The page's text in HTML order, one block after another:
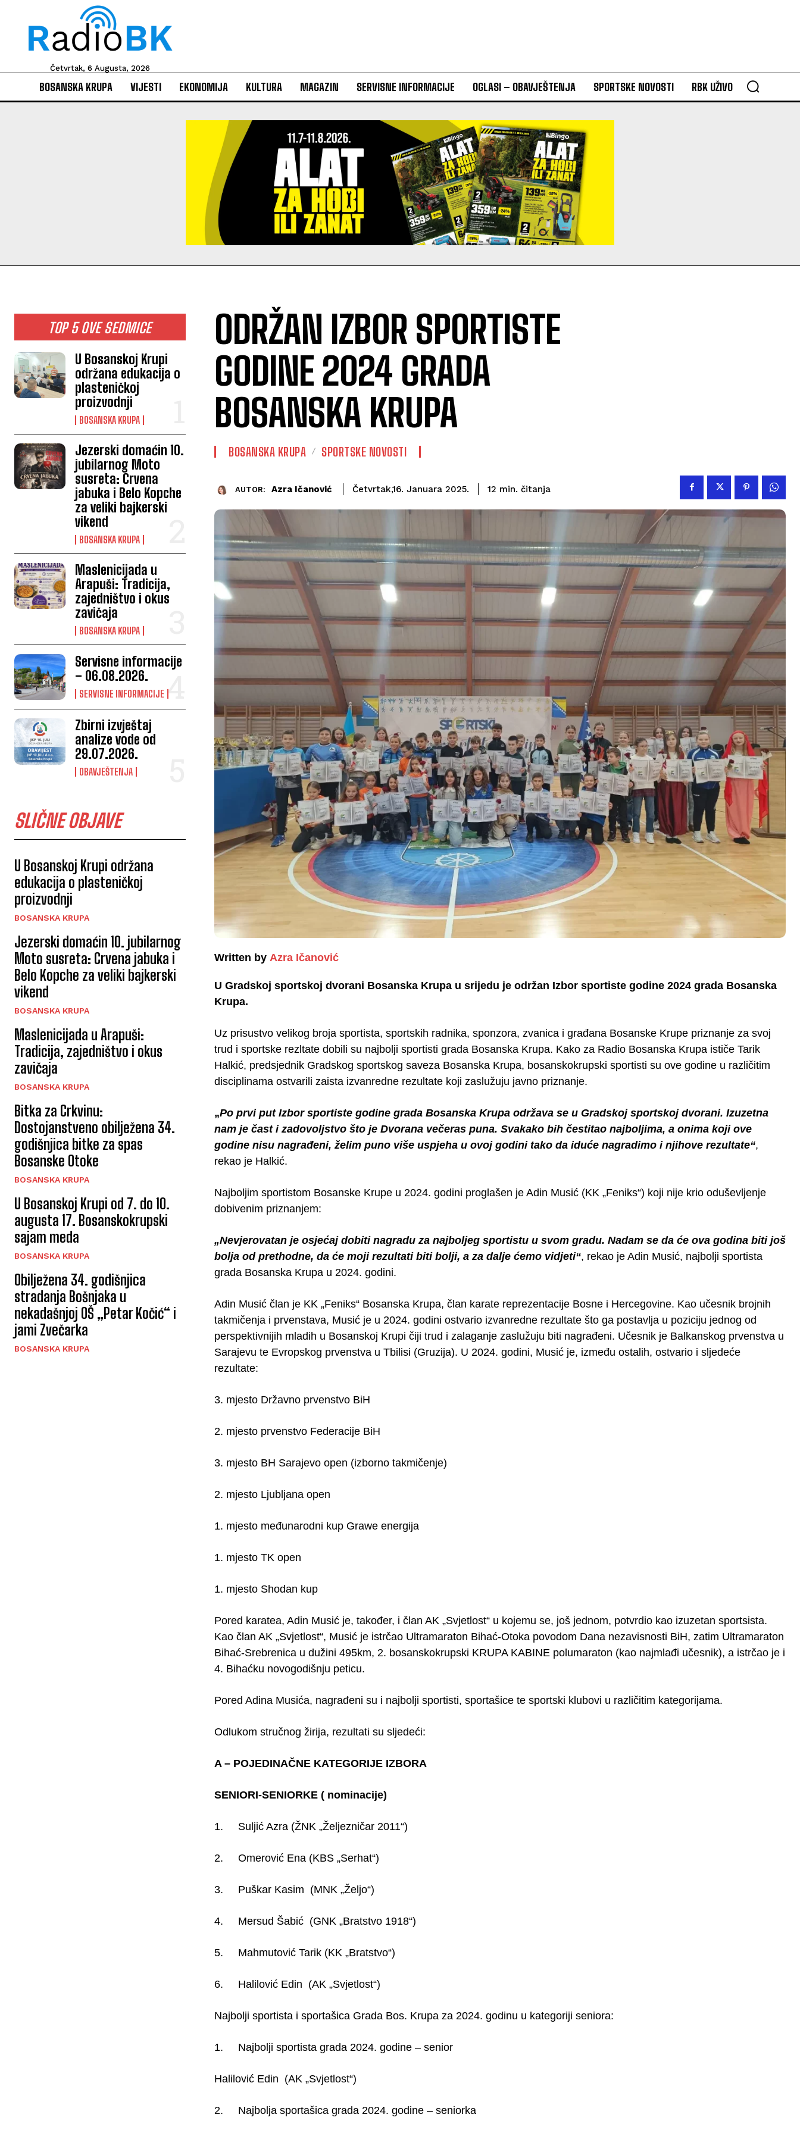
Četvrtak, 6 Augusta, 2026
BOSANSKA KRUPA VIJESTI EKONOMIJA KULTURA MAGAZIN SERVISNE INFORMACIJE OGLASI – OBAVJEŠTENJA SPORTSKE NOVOSTI RBK UŽIVO
TOP 5 OVE SEDMICE
U Bosanskoj Krupi
održana edukacija o
plasteničkoj
proizvodnji
BOSANSKA KRUPA
Jezerski domaćin 10.
jubilarnog Moto
susreta: Crvena
jabuka i Belo Kopche
za veliki bajkerski
vikend
BOSANSKA KRUPA
Maslenicijada u
Arapuši: Tradicija,
zajedništvo i okus
zavičaja
BOSANSKA KRUPA
Servisne informacije
– 06.08.2026.
SERVISNE INFORMACIJE
Zbirni izvještaj
analize vode od
29.07.2026.
OBAVJEŠTENJA
SLIČNE OBJAVE
U Bosanskoj Krupi održana
edukacija o plasteničkoj
proizvodnji
BOSANSKA KRUPA
Jezerski domaćin 10. jubilarnog
Moto susreta: Crvena jabuka i
Belo Kopche za veliki bajkerski
vikend
BOSANSKA KRUPA
Maslenicijada u Arapuši:
Tradicija, zajedništvo i okus
zavičaja
BOSANSKA KRUPA
Bitka za Crkvinu:
Dostojanstveno obilježena 34.
godišnjica bitke za spas
Bosanske Otoke
BOSANSKA KRUPA
U Bosanskoj Krupi od 7. do 10.
augusta 17. Bosanskokrupski
sajam meda
BOSANSKA KRUPA
Obilježena 34. godišnjica
stradanja Bošnjaka u
nekadašnjoj OŠ „Petar Kočić“ i
jami Zvečarka
BOSANSKA KRUPA
ODRŽAN IZBOR SPORTISTE
GODINE 2024 GRADA
BOSANSKA KRUPA
BOSANSKA KRUPA SPORTSKE NOVOSTI
AUTOR: Azra Ičanović Četvrtak,16. Januara 2025. 12 min. čitanja
Written by Azra Ičanović
U Gradskoj sportskoj dvorani Bosanska Krupa u srijedu je održan Izbor sportiste godine 2024 grada Bosanska
Krupa.
Uz prisustvo velikog broja sportista, sportskih radnika, sponzora, zvanica i građana Bosanske Krupe priznanje za svoj
trud i sportske rezltate dobili su najbolji sportisti grada Bosanska Krupa. Kako za Radio Bosanska Krupa ističe Tarik
Halkić, predsjednik Gradskog sportskog saveza Bosanska Krupa, bosanskokrupski sportisti su ove godine u različitim
disciplinama ostvarili zaista izvanredne rezultate koji zaslužuju javno priznanje.
„Po prvi put Izbor sportiste godine grada Bosanska Krupa održava se u Gradskoj sportskoj dvorani. Izuzetna
nam je čast i zadovoljstvo što je Dvorana večeras puna. Svakako bih čestitao najboljima, a onima koji ove
godine nisu nagrađeni, želim puno više uspjeha u ovoj godini tako da iduće nagradimo i njihove rezultate“,
rekao je Halkić.
Najboljim sportistom Bosanske Krupe u 2024. godini proglašen je Adin Musić (KK „Feniks“) koji nije krio oduševljenje
dobivenim priznanjem:
„Nevjerovatan je osjećaj dobiti nagradu za najboljeg sportistu u svom gradu. Nadam se da će ova godina biti još
bolja od prethodne, da će moji rezultati biti bolji, a za dalje ćemo vidjeti“, rekao je Adin Musić, najbolji sportista
grada Bosanska Krupa u 2024. godini.
Adin Musić član je KK „Feniks“ Bosanska Krupa, član karate reprezentacije Bosne i Hercegovine. Kao učesnik brojnih
takmičenja i prvenstava, Musić je u 2024. godini ostvario izvanredne rezultate što ga postavlja u poziciju jednog od
perspektivnijih mladih u Bosanskoj Krupi čiji trud i zalaganje zaslužuju biti nagrađeni. Učesnik je Balkanskog prvenstva u
Sarajevu te Evropskog prvenstva u Tbilisi (Gruzija). U 2024. godini, Musić je, između ostalih, ostvario i sljedeće
rezultate:
3. mjesto Državno prvenstvo BiH
2. mjesto prvenstvo Federacije BiH
3. mjesto BH Sarajevo open (izborno takmičenje)
2. mjesto Ljubljana open
1. mjesto međunarodni kup Grawe energija
1. mjesto TK open
1. mjesto Shodan kup
Pored karatea, Adin Musić je, također, i član AK „Svjetlost“ u kojemu se, još jednom, potvrdio kao izuzetan sportsista.
Kao član AK „Svjetlost“, Musić je istrčao Ultramaraton Bihać-Otoka povodom Dana nezavisnosti BiH, zatim Ultramaraton
Bihać-Srebrenica u dužini 495km, 2. bosanskokrupski KRUPA KABINE polumaraton (kao najmlađi učesnik), a istrčao je i
4. Bihaćku novogodišnju peticu.
Pored Adina Musića, nagrađeni su i najbolji sportisti, sportašice te sportski klubovi u različitim kategorijama.
Odlukom stručnog žirija, rezultati su sljedeći:
A – POJEDINAČNE KATEGORIJE IZBORA
SENIORI-SENIORKE ( nominacije)
1. Suljić Azra (ŽNK „Željezničar 2011“)
2. Omerović Ena (KBS „Serhat“)
3. Puškar Kasim (MNK „Željo“)
4. Mersud Šabić (GNK „Bratstvo 1918“)
5. Mahmutović Tarik (KK „Bratstvo“)
6. Halilović Edin (AK „Svjetlost“)
Najbolji sportista i sportašica Grada Bos. Krupa za 2024. godinu u kategoriji seniora:
1. Najbolji sportista grada 2024. godine – senior
Halilović Edin (AK „Svjetlost“)
2. Najbolja sportašica grada 2024. godine – seniorka